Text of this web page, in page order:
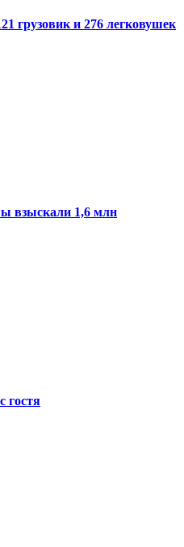
грузовик и 276 легковушек
взыскали 1,6 млн
гостя